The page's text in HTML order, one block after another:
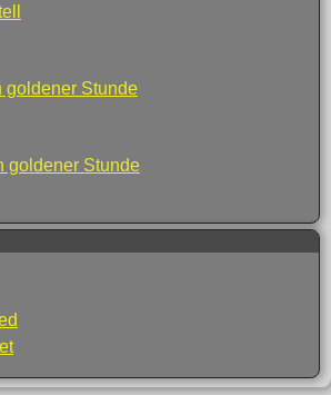
goldener Stunde
goldener Stunde